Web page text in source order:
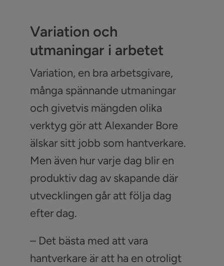
Variation och
utmaningar i arbetet
Variation, en bra arbetsgivare,
många spännande utmaningar
och givetvis mängden olika
verktyg gör att Alexander Bore
älskar sitt jobb som hantverkare.
Men även hur varje dag blir en
produktiv dag av skapande där
utvecklingen går att följa dag
efter dag.
– Det bästa med att vara
hantverkare är att ha en otroligt